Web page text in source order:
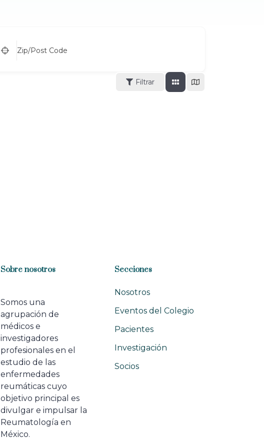
Zip/Post Code
Filtrar
Sobre nosotros
Somos una
agrupación de
médicos e
investigadores
profesionales en el
estudio de las
enfermedades
reumáticas cuyo
objetivo principal es
divulgar e impulsar la
Reumatología en
México.
Secciones
Nosotros
Eventos del Colegio
Pacientes
Investigación
Socios